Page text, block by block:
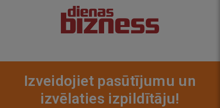
Izveidojiet pasūtījumu un
izvēlaties izpildītāju!